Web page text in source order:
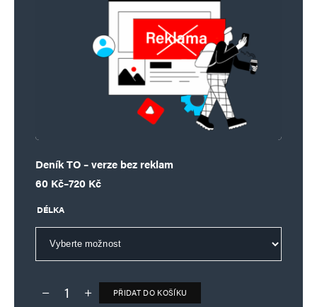
Deník TO – verze bez reklam
60 Kč–720 Kč
Rozpětí cen: 60 Kč až 720 Kč
DÉLKA
Deník TO – verze bez reklam množství
PŘIDAT DO KOŠÍKU